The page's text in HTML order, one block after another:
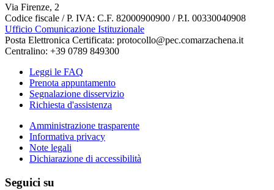
Via Firenze, 2
Codice fiscale / P. IVA: C.F. 82000900900 / P.I. 00330040908
Ufficio Comunicazione Istituzionale
Posta Elettronica Certificata: protocollo@pec.comarzachena.it
Centralino: +39 0789 849300
Leggi le FAQ
Prenota appuntamento
Segnalazione disservizio
Richiesta d'assistenza
Amministrazione trasparente
Informativa privacy
Note legali
Dichiarazione di accessibilità
Seguici su